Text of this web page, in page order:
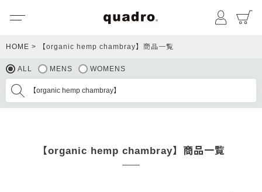
マイペ
HOME 【organic hemp chambray】商品一覧
ALL MENS WOMENS
【organic hemp chambray】商品一覧